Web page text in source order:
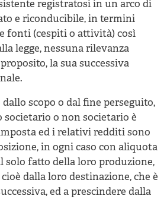
registratosi in un arco di
e riconducibile, in termini
fonti (cespiti o attività) così
legge, nessuna rilevanza
la sua successiva
scopo o dal fine perseguito,
societario o non societario è
ed i relativi redditi sono
in ogni caso con aliquota
solo fatto della loro produzione,
dalla loro destinazione, che è
ed a prescindere dalla